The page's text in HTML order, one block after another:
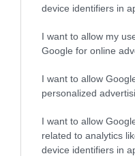
device identifiers in
I want to allow my
Google for online
I want to allow
personalized
I want to allow
related to analytics
device identifiers in
Τι μπορεί να